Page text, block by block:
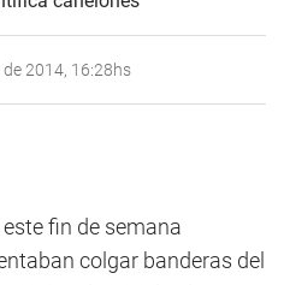
2014, 16:28hs
fin de semana
colgar banderas del